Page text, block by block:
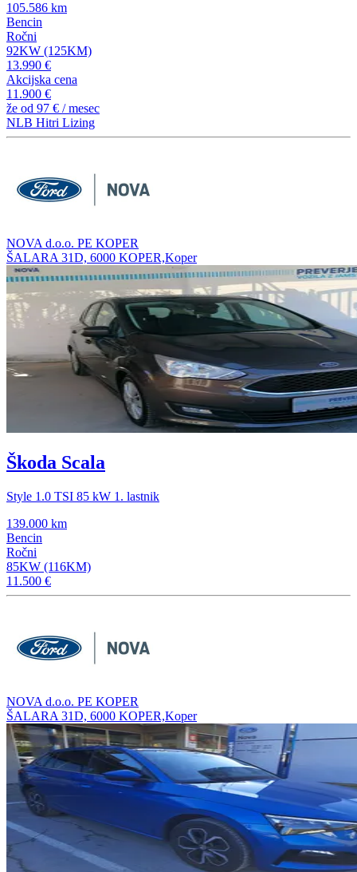
105.586 km
Bencin
Ročni
92KW (125KM)
13.990 €
Akcijska cena
11.900 €
že od 97 € / mesec
NLB Hitri Lizing
NOVA d.o.o. PE KOPER
ŠALARA 31D, 6000 KOPER,Koper
Škoda Scala
Style 1.0 TSI 85 kW 1. lastnik
139.000 km
Bencin
Ročni
85KW (116KM)
11.500 €
NOVA d.o.o. PE KOPER
ŠALARA 31D, 6000 KOPER,Koper